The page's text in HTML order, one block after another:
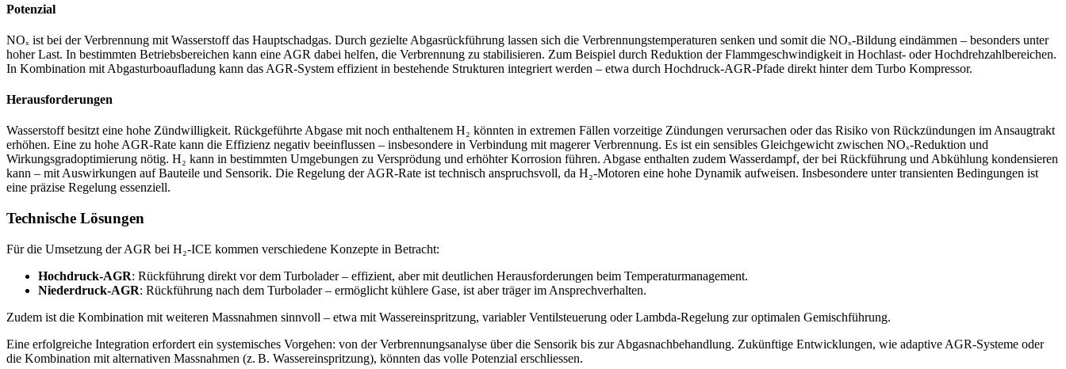
Potenzial
NOₓ ist bei der Verbrennung mit Wasserstoff das Hauptschadgas. Durch gezielte Abgasrückführung lassen sich die Verbrennungstemperaturen senken und somit die NOₓ-Bildung eindämmen – besonders unter
hoher Last. In bestimmten Betriebsbereichen kann eine AGR dabei helfen, die Verbrennung zu stabilisieren. Zum Beispiel durch Reduktion der Flammgeschwindigkeit in Hochlast- oder Hochdrehzahlbereichen.
In Kombination mit Abgasturboaufladung kann das AGR-System effizient in bestehende Strukturen integriert werden – etwa durch Hochdruck-AGR-Pfade direkt hinter dem Turbo Kompressor.
Herausforderungen
Wasserstoff besitzt eine hohe Zündwilligkeit. Rückgeführte Abgase mit noch enthaltenem H₂ könnten in extremen Fällen vorzeitige Zündungen verursachen oder das Risiko von Rückzündungen im Ansaugtrakt
erhöhen. Eine zu hohe AGR-Rate kann die Effizienz negativ beeinflussen – insbesondere in Verbindung mit magerer Verbrennung. Es ist ein sensibles Gleichgewicht zwischen NOₓ-Reduktion und
Wirkungsgradoptimierung nötig. H₂ kann in bestimmten Umgebungen zu Versprödung und erhöhter Korrosion führen. Abgase enthalten zudem Wasserdampf, der bei Rückführung und Abkühlung kondensieren
kann – mit Auswirkungen auf Bauteile und Sensorik. Die Regelung der AGR-Rate ist technisch anspruchsvoll, da H₂-Motoren eine hohe Dynamik aufweisen. Insbesondere unter transienten Bedingungen ist
eine präzise Regelung essenziell.
Technische Lösungen
Für die Umsetzung der AGR bei H₂-ICE kommen verschiedene Konzepte in Betracht:
Hochdruck-AGR: Rückführung direkt vor dem Turbolader – effizient, aber mit deutlichen Herausforderungen beim Temperaturmanagement.
Niederdruck-AGR: Rückführung nach dem Turbolader – ermöglicht kühlere Gase, ist aber träger im Ansprechverhalten.
Zudem ist die Kombination mit weiteren Massnahmen sinnvoll – etwa mit Wassereinspritzung, variabler Ventilsteuerung oder Lambda-Regelung zur optimalen Gemischführung.
Eine erfolgreiche Integration erfordert ein systemisches Vorgehen: von der Verbrennungsanalyse über die Sensorik bis zur Abgasnachbehandlung. Zukünftige Entwicklungen, wie adaptive AGR-Systeme oder
die Kombination mit alternativen Massnahmen (z. B. Wassereinspritzung), könnten das volle Potenzial erschliessen.